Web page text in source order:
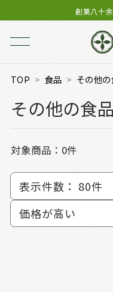
創業八十
TOP 食品 その他
その他の食品
対象商品：0件
表示件数： 80件
価格が高い